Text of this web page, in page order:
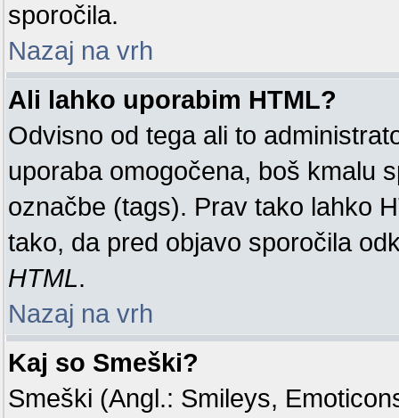
sporočila.
Nazaj na vrh
Ali lahko uporabim HTML?
Odvisno od tega ali to
uporaba omogočena, boš kmalu
označbe (tags). Prav tako lahko
tako, da pred objavo sporočila
HTML.
Nazaj na vrh
Kaj so Smeški?
Smeški (Angl.: Smileys,